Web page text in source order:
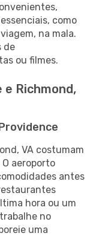
como
na mala.
de
ou filmes.
Richmond,
VA costumam
aeroporto
antes
hora ou um
no
uma